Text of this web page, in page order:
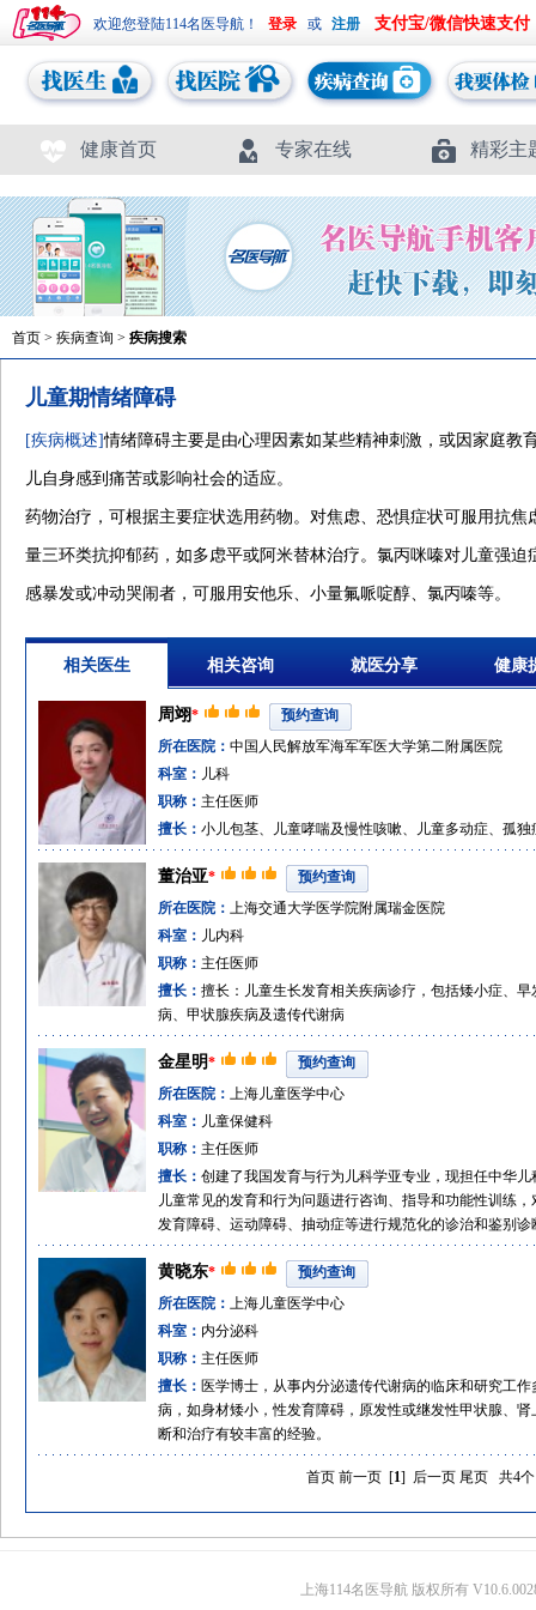
欢迎您登陆114名医导航！ 或 支付宝/微信快速支付
健康首页 专家在线 精彩主
首页 > 疾病查询 > 疾病搜索
儿童期情绪障碍
[疾病概述]情绪障碍主要是由心理因素如某些精神刺激，或因家庭教
儿自身感到痛苦或影响社会的适应。
药物治疗，可根据主要症状选用药物。对焦虑、恐惧症状可服用抗
量三环类抗抑郁药，如多虑平或阿米替林治疗。氯丙咪嗪对儿童强
感暴发或冲动哭闹者，可服用安他乐、小量氟哌啶醇、氯丙嗪等。
相关医生 相关咨询 就医分享 健康
周翊*
预约查询
所在医院： 中国人民解放军海军军医大学第二附属医院
科室： 儿科
职称： 主任医师
擅长： 小儿包茎、儿童哮喘及慢性咳嗽、儿童多动症、孤独
董治亚*
预约查询
所在医院： 上海交通大学医学院附属瑞金医院
科室： 儿内科
职称： 主任医师
擅长： 擅长：儿童生长发育相关疾病诊疗，包括矮小症、
病、甲状腺疾病及遗传代谢病
金星明*
预约查询
所在医院： 上海儿童医学中心
科室： 儿童保健科
职称： 主任医师
擅长： 创建了我国发育与行为儿科学亚专业，现担任中华
儿童常见的发育和行为问题进行咨询、指导和功能性训练
发育障碍、运动障碍、抽动症等进行规范化的诊治和鉴别诊
黄晓东*
预约查询
所在医院： 上海儿童医学中心
科室： 内分泌科
职称： 主任医师
擅长： 医学博士，从事内分泌遗传代谢病的临床和研究工
病，如身材矮小，性发育障碍，原发性或继发性甲状腺、
断和治疗有较丰富的经验。
首页 前一页 [1] 后一页 尾页 共4
上海114名医导航 版权所有